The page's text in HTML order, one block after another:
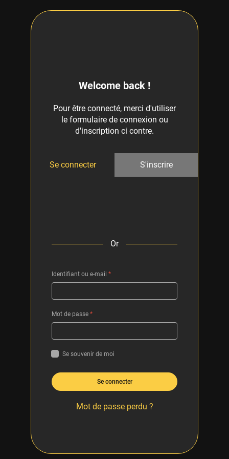
Welcome back !
Pour être connecté, merci d'utiliser
le formulaire de connexion ou
d'inscription ci contre.
Se connecter S'inscrire
Or
Identifiant ou e-mail *
Mot de passe *
Se souvenir de moi
Se connecter
Mot de passe perdu ?